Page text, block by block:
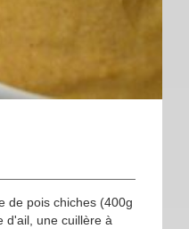
de pois chiches (400g
d'ail, une cuillère à